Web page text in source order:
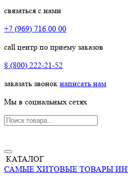
связаться с нами
+7 (969) 716 00 00
call центр по приему заказов
8 (800) 222-21-52
заказать звонок написать нам
Мы в социальных сетях
КАТАЛОГ
САМЫЕ ХИТОВЫЕ ТОВАРЫ